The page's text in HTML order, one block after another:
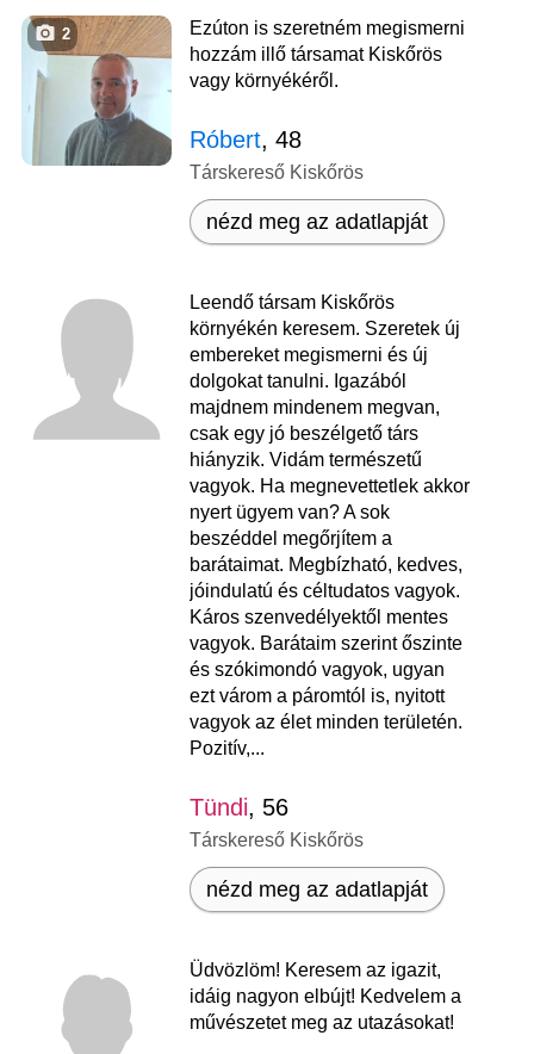
2
Ezúton is szeretném megismerni
hozzám illő társamat Kiskőrös
vagy környékéről.
Róbert, 48
Társkereső Kiskőrös
nézd meg az adatlapját
Leendő társam Kiskőrös
környékén keresem. Szeretek új
embereket megismerni és új
dolgokat tanulni. Igazából
majdnem mindenem megvan,
csak egy jó beszélgető társ
hiányzik. Vidám természetű
vagyok. Ha megnevettetlek akkor
nyert ügyem van? A sok
beszéddel megőrjítem a
barátaimat. Megbízható, kedves,
jóindulatú és céltudatos vagyok.
Káros szenvedélyektől mentes
vagyok. Barátaim szerint őszinte
és szókimondó vagyok, ugyan
ezt várom a páromtól is, nyitott
vagyok az élet minden területén.
Pozitív,...
Tündi, 56
Társkereső Kiskőrös
nézd meg az adatlapját
Üdvözlöm! Keresem az igazit,
idáig nagyon elbújt! Kedvelem a
művészetet meg az utazásokat!